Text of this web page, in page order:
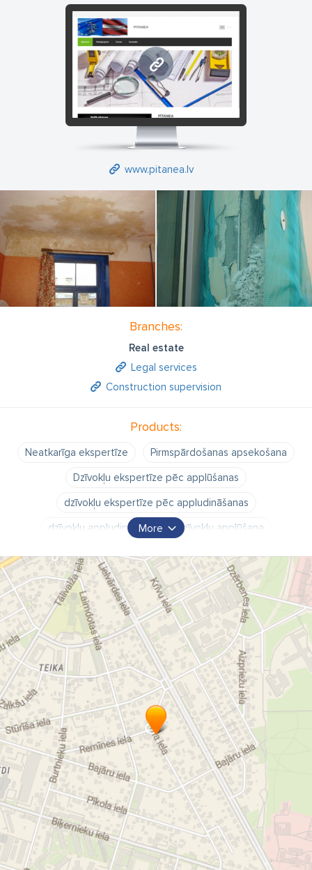
www.pitanea.lv
www.pitanea.lv
Branches:
Real estate
Legal services
Construction supervision
Products:
Neatkarīga ekspertīze
Pirmspārdošanas apsekošana
Dzīvokļu ekspertīze pēc applūšanas
dzīvokļu ekspertīze pēc appludināšanas
dzīvokļu appludināšana
dzīvokļu applūšana
appludināto dzīvokļu ekspertīze
applūduši dzīvokļi
appludināti dzīvokļi
Patērētāju un īrnieku tiesību aizsardzības neatkarīgo
ekspertu asociācija
More